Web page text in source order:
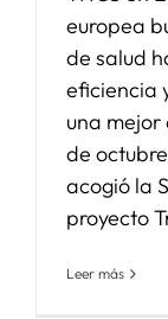
europea
de salud
eficiencia
una mejor
de
acogió la
proyecto
Leer más